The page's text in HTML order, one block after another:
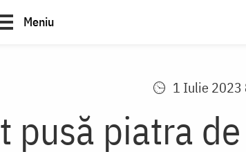
Meniu
1 Iulie 2023
pusă piatra